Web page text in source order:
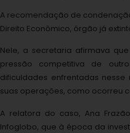
A recomendação de
Direito Econômico, órgão já
Nele, a secretaria afirmava
pressão competitiva de
dificuldades enfrentadas
suas operações, como ocorreu
A relatora do caso, Ana
Infoglobo, que à época da